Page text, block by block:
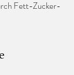
Fett-Zucker-